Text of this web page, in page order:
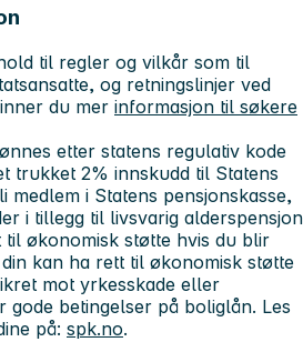
til regler og vilkår som til
og retningslinjer ved
du mer informasjon til søkere
etter statens regulativ kode
trukket 2% innskudd til Statens
medlem i Statens pensjonskasse,
i tillegg til livsvarig alderspensjon
økonomisk støtte hvis du blir
kan ha rett til økonomisk støtte
mot yrkesskade eller
gode betingelser på boliglån. Les
på: spk.no.